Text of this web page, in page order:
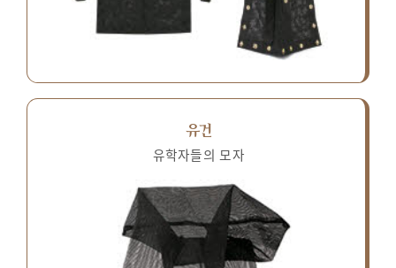
유건
유학자들의 모자